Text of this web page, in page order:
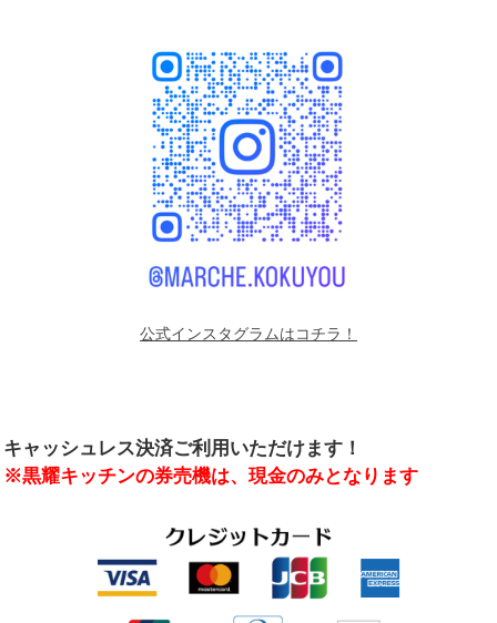
公式インスタグラムはコチラ！
キャッシュレス決済ご利用いただけます！
※黒耀キッチンの券売機は、現金のみとなります